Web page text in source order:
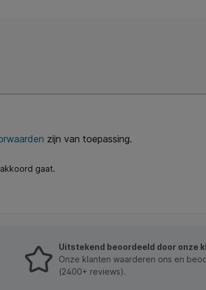
zijn van toepassing.
gaat.
Uitstekend beoordeeld door onze
Onze klanten waarderen ons en
(2400+ reviews).